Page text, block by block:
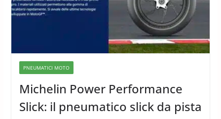
PNEUMATICI MOTO
Michelin Power Performance
Slick: il pneumatico slick da pista